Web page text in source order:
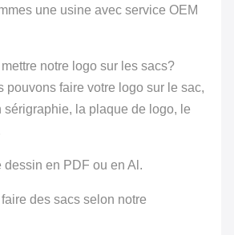
une usine avec service OEM
notre logo sur les sacs?
pouvons faire votre logo sur le sac,
sérigraphie, la plaque de logo, le
dessin en PDF ou en Al.
des sacs selon notre